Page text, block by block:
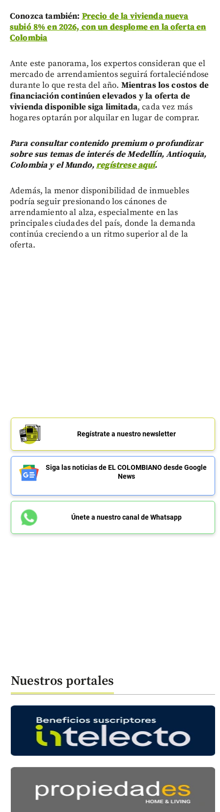
Conozca también: Precio de la vivienda nueva
subió 8% en 2026, con un desplome en la oferta en
Colombia
Ante este panorama, los expertos consideran que el
mercado de arrendamientos seguirá fortaleciéndose
durante lo que resta del año. Mientras los costos de
financiación continúen elevados y la oferta de
vivienda disponible siga limitada, cada vez más
hogares optarán por alquilar en lugar de comprar.
Para consultar contenido premium o profundizar
sobre sus temas de interés de Medellín, Antioquia,
Colombia y el Mundo,regístrese aquí.
Además, la menor disponibilidad de inmuebles
podría seguir presionando los cánones de
arrendamiento al alza, especialmente en las
principales ciudades del país, donde la demanda
continúa creciendo a un ritmo superior al de la
oferta.
Regístrate a nuestro newsletter
Siga las noticias de EL COLOMBIANO desde Google
News
Únete a nuestro canal de Whatsapp
Nuestros portales